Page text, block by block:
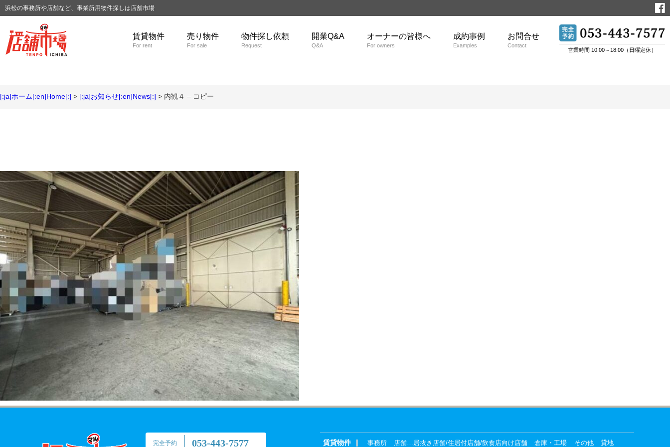
浜松の事務所や店舗など、事業所用物件探しは店舗市場
賃貸物件
For rent
売り物件
For sale
物件探し依頼
Request
開業Q&A
Q&A
オーナーの皆様へ
For owners
成約事例
Examples
お問合せ
Contact
営業時間 10:00～18:00（日曜定休）
[:ja]ホーム[:en]Home[:] > [:ja]お知らせ[:en]News[:] > 内観４ – コピー
完全予約 053-443-7577 賃貸物件 事務所 店舗…居抜き店舗/住居付店舗/飲食店向け店舗 倉庫・工場 その他 貸地